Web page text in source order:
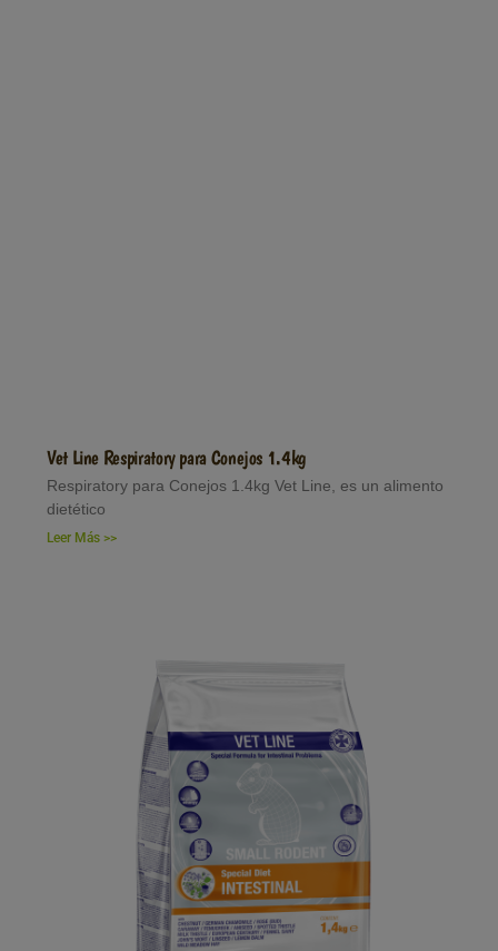
Vet Line Respiratory para Conejos 1.4kg
Respiratory para Conejos 1.4kg Vet Line, es un alimento
dietético
Leer Más >>